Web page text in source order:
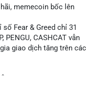
memecoin bốc lên
Fear & Greed chỉ 31
PENGU, CASHCAT vẫn
giao dịch tăng trên các
tìm kiếm Việt Nam